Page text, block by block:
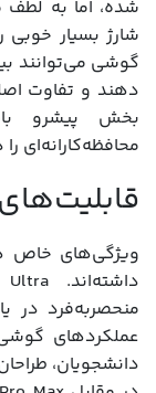
شارژ بسیار
گوشی می‌توانند
دهند و تفاوت
بخش پیشرو
محافظه‌کارانه‌ای
ویژگی‌های خاص
منحصر‌به‌فرد در
عملکردهای گوشی
دانشجویان،